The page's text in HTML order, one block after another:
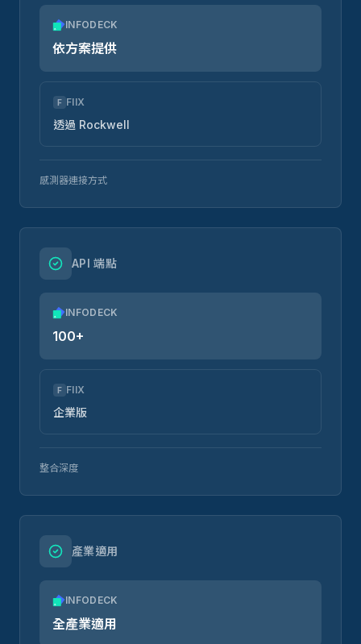
INFODECK
依方案提供
F FIIX
透過 Rockwell
感測器連接方式
API 端點
INFODECK
100+
F FIIX
企業版
整合深度
產業適用
INFODECK
全產業適用